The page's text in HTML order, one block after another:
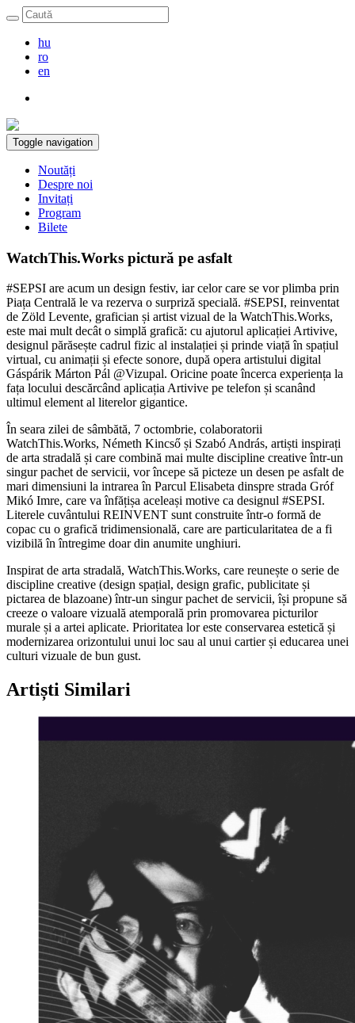
hu
ro
en
Toggle navigation
Noutăți
Despre noi
Invitați
Program
Bilete
WatchThis.Works pictură pe asfalt
#SEPSI are acum un design festiv, iar celor care se vor plimba prin
Piața Centrală le va rezerva o surpriză specială. #SEPSI, reinventat
de Zöld Levente, grafician și artist vizual de la WatchThis.Works,
este mai mult decât o simplă grafică: cu ajutorul aplicației Artivive,
designul părăsește cadrul fizic al instalației și prinde viață în spațiul
virtual, cu animații și efecte sonore, după opera artistului digital
Gáspárik Márton Pál @Vizupal. Oricine poate încerca experiența la
fața locului descărcând aplicația Artivive pe telefon și scanând
ultimul element al literelor gigantice.
În seara zilei de sâmbătă, 7 octombrie, colaboratorii
WatchThis.Works, Németh Kincső și Szabó András, artiști inspirați
de arta stradală și care combină mai multe discipline creative într-un
singur pachet de servicii, vor începe să picteze un desen pe asfalt de
mari dimensiuni la intrarea în Parcul Elisabeta dinspre strada Gróf
Mikó Imre, care va înfățișa aceleași motive ca designul #SEPSI.
Literele cuvântului REINVENT sunt construite într-o formă de
copac cu o grafică tridimensională, care are particularitatea de a fi
vizibilă în întregime doar din anumite unghiuri.
Inspirat de arta stradală, WatchThis.Works, care reunește o serie de
discipline creative (design spațial, design grafic, publicitate și
pictarea de blazoane) într-un singur pachet de servicii, își propune să
creeze o valoare vizuală atemporală prin promovarea picturilor
murale și a artei aplicate. Prioritatea lor este conservarea estetică și
modernizarea orizontului unui loc sau al unui cartier și educarea unei
culturi vizuale de bun gust.
Artiști Similari